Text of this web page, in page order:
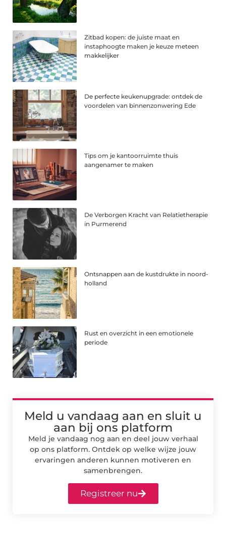
Zitbad kopen: de juiste maat en
instaphoogte maken je keuze meteen
makkelijker
De perfecte keukenupgrade: ontdek de
voordelen van binnenzonwering Ede
Tips om je kantoorruimte thuis
aangenamer te maken
De Verborgen Kracht van Relatietherapie
in Purmerend
Ontsnappen aan de kustdrukte in noord-
holland
Rust en overzicht in een emotionele
periode
Meld u vandaag aan en sluit u
aan bij ons platform
Meld je vandaag nog aan en deel jouw verhaal
op ons platform. Ontdek op welke wijze jouw
ervaringen anderen kunnen motiveren en
samenbrengen.
Registreer nu